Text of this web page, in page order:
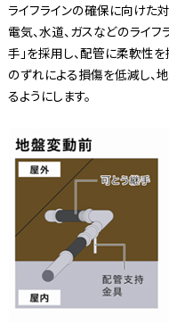
ライフラインの確保に向けた
電気、水道、ガスなどのライ
手」を採用し、配管に柔軟性
のずれによる損傷を低減し、
るようにします。